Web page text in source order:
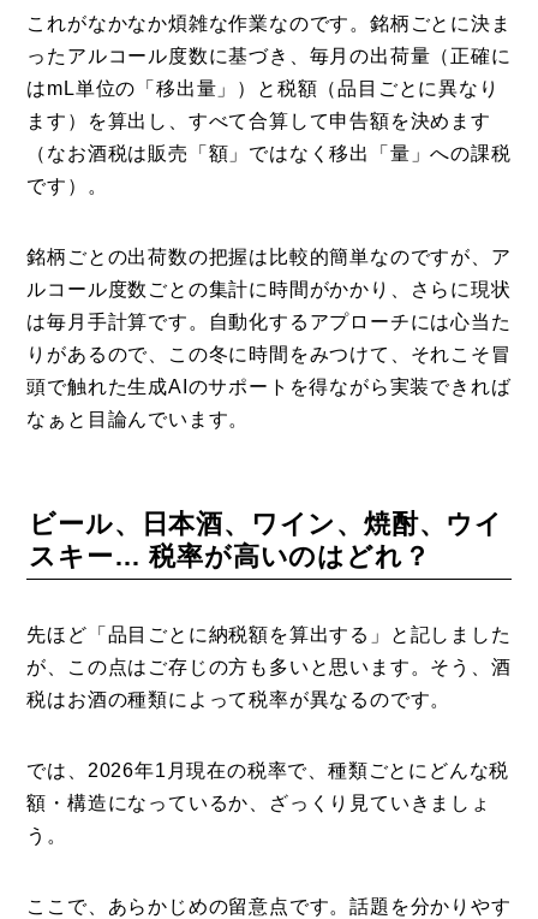
これがなかなか煩雑な作業なのです。銘柄ごとに決ま
ったアルコール度数に基づき、毎月の出荷量（正確に
はmL単位の「移出量」）と税額（品目ごとに異なり
ます）を算出し、すべて合算して申告額を決めます
（なお酒税は販売「額」ではなく移出「量」への課税
です）。
銘柄ごとの出荷数の把握は比較的簡単なのですが、ア
ルコール度数ごとの集計に時間がかかり、さらに現状
は毎月手計算です。自動化するアプローチには心当た
りがあるので、この冬に時間をみつけて、それこそ冒
頭で触れた生成AIのサポートを得ながら実装できれば
なぁと目論んでいます。
ビール、日本酒、ワイン、焼酎、ウイ
スキー… 税率が高いのはどれ？
先ほど「品目ごとに納税額を算出する」と記しました
が、この点はご存じの方も多いと思います。そう、酒
税はお酒の種類によって税率が異なるのです。
では、2026年1月現在の税率で、種類ごとにどんな税
額・構造になっているか、ざっくり見ていきましょ
う。
ここで、あらかじめの留意点です。話題を分かりやす